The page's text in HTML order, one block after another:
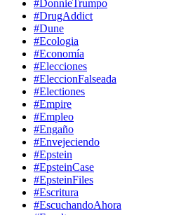
#DonnieTrumpo
#DrugAddict
#Dune
#Ecologia
#Economía
#Elecciones
#EleccionFalseada
#Electiones
#Empire
#Empleo
#Engaño
#Envejeciendo
#Epstein
#EpsteinCase
#EpsteinFiles
#Escritura
#EscuchandoAhora